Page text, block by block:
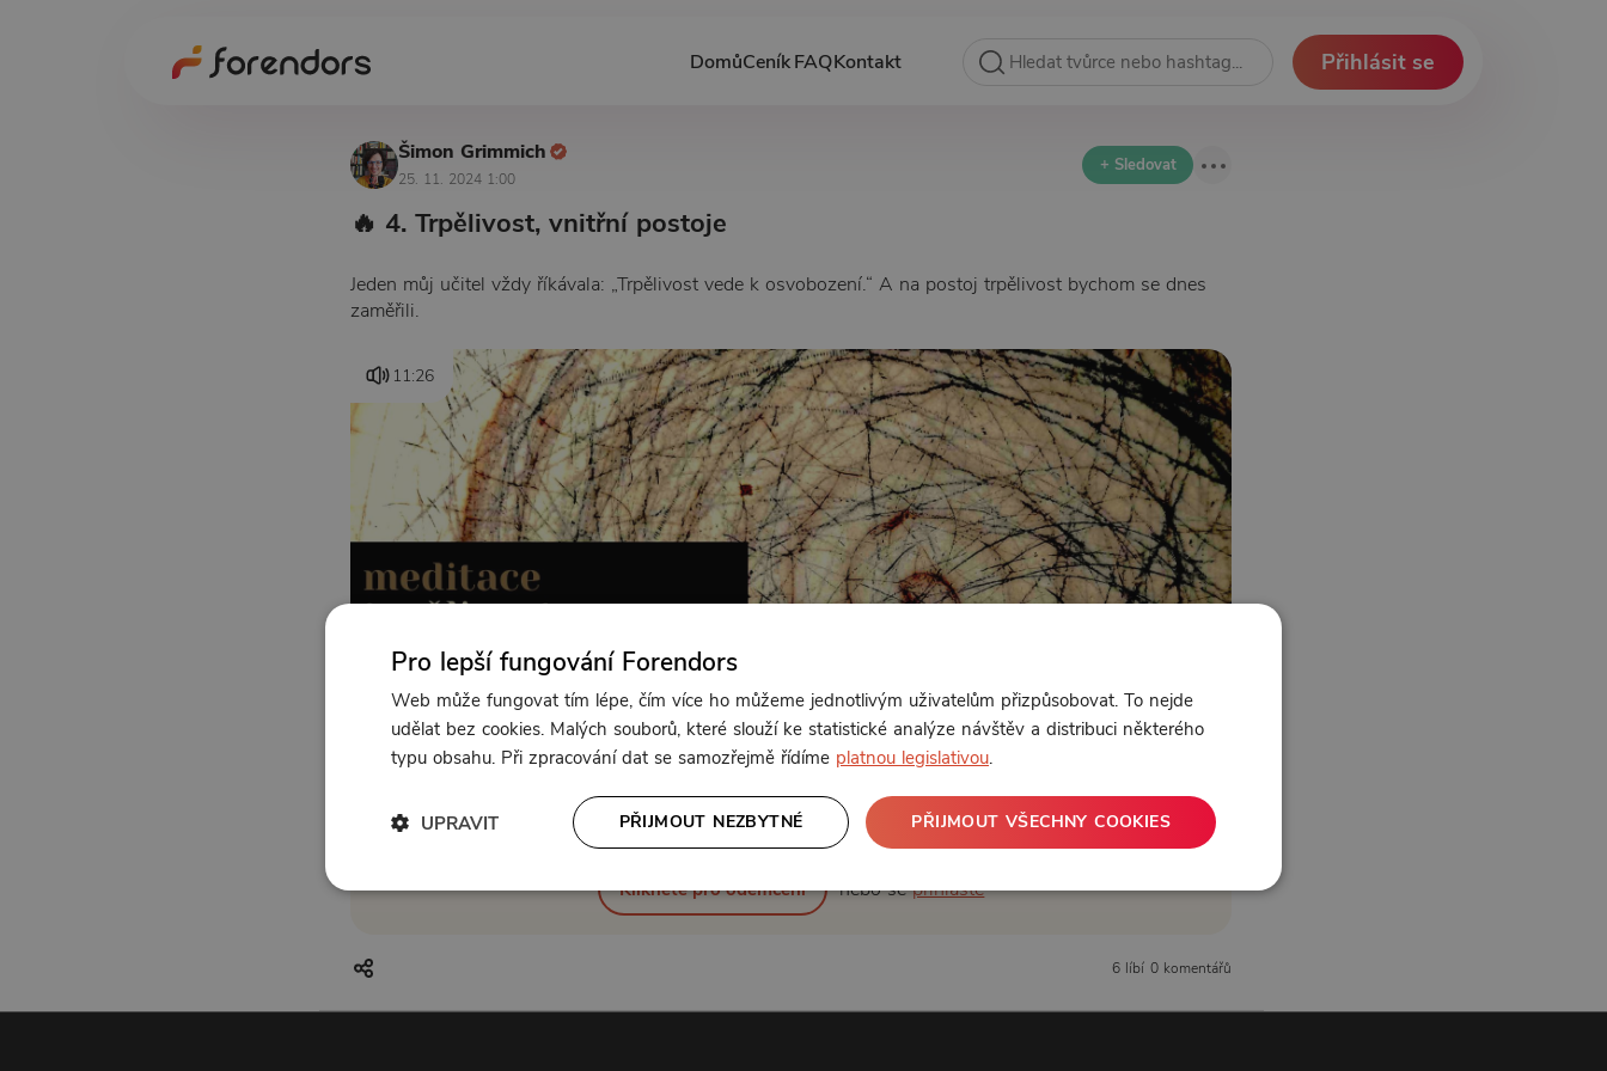
DomůCeníkFAQKontakt Přihlásit se
Šimon Grimmich
25. 11. 2024 1:00
+ Sledovat
🔥 4. Trpělivost, vnitřní postoje
Jeden můj učitel vždy říkávala: „Trpělivost vede k osvobození.“ A na postoj trpělivost bychom se dnes
zaměřili.
11:26
Od 129 Kč měsíčně
Klikněte pro odemčení nebo sepřihlaste
6 líbí 0 komentářů
Pro lepší fungování Forendors
Web může fungovat tím lépe, čím více ho můžeme jednotlivým uživatelům přizpůsobovat. To nejde
udělat bez cookies. Malých souborů, které slouží ke statistické analýze návštěv a distribuci některého
typu obsahu. Při zpracování dat se samozřejmě řídíme platnou legislativou.
PŘIJMOUT VŠECHNY COOKIES
PŘIJMOUT NEZBYTNÉ
UPRAVIT